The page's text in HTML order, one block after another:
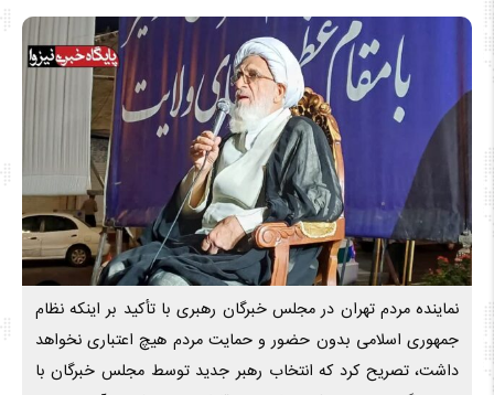
نماینده مردم تهران در مجلس خبرگان رهبری با تأکید بر اینکه نظام
جمهوری اسلامی بدون حضور و حمایت مردم هیچ اعتباری نخواهد
داشت، تصریح کرد که انتخاب رهبر جدید توسط مجلس خبرگان با